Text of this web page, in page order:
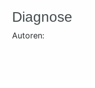
Diagnose
Autoren: